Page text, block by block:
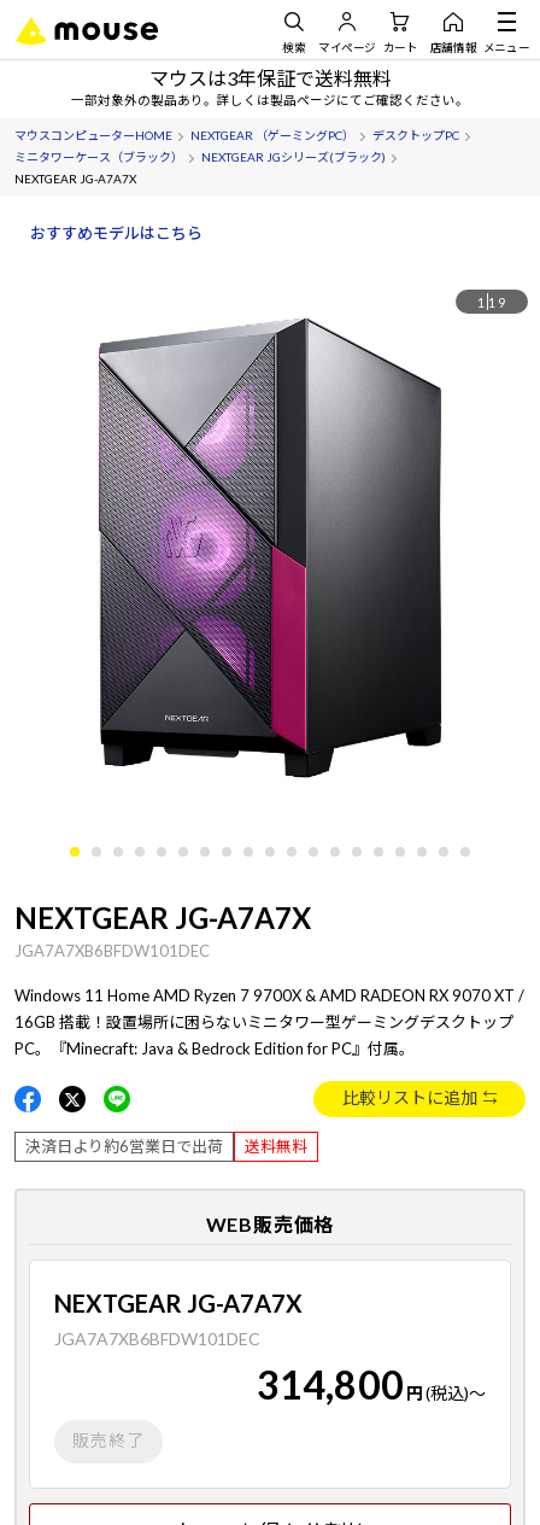
検索 マイページ カート 店舗情報 メニュー
マウスは3年保証で送料無料
一部対象外の製品あり。詳しくは製品ページにてご確認ください。
マウスコンピューターHOME NEXTGEAR （ゲーミングPC）
デスクトップPC
ミニタワーケース（ブラック）
NEXTGEAR JGシリーズ(ブラック)
NEXTGEAR JG-A7A7X
おすすめモデルはこちら
1 19
NEXTGEAR JG-A7A7X
JGA7A7XB6BFDW101DEC
Windows 11 Home AMD Ryzen 7 9700X & AMD RADEON RX 9070 XT /
16GB 搭載！設置場所に困らないミニタワー型ゲーミングデスクトップ
PC。『Minecraft: Java & Bedrock Edition for PC』付属。
比較リストに追加
決済日より約6営業日で出荷 送料無料
WEB販売価格
NEXTGEAR JG-A7A7X
JGA7A7XB6BFDW101DEC
314,800 円(税込)～
販売終了